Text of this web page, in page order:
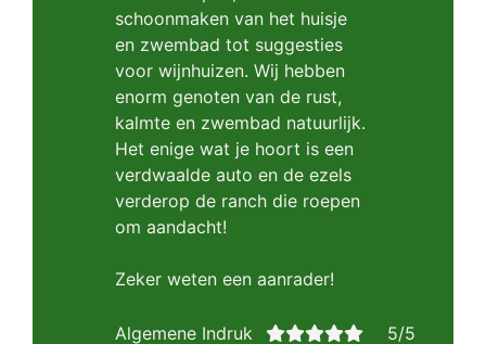
schoonmaken van het huisje
en zwembad tot suggesties
voor wijnhuizen. Wij hebben
enorm genoten van de rust,
kalmte en zwembad natuurlijk.
Het enige wat je hoort is een
verdwaalde auto en de ezels
verderop de ranch die roepen
om aandacht!
Zeker weten een aanrader!
Algemene Indruk
5/5